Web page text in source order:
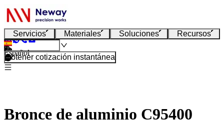
Servicios Materiales Soluciones Recursos
Español
Obtener cotización instantánea
Bronce de aluminio C95400